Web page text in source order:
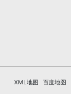
XML地图 百度地图